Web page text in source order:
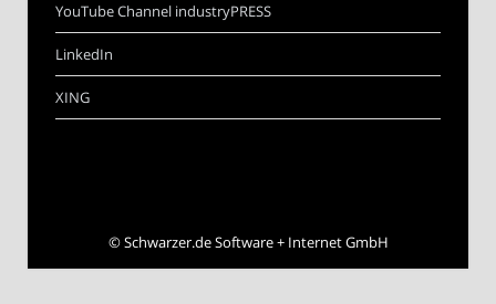
YouTube Channel industryPRESS
LinkedIn
XING
©Schwarzer.de Software + Internet GmbH